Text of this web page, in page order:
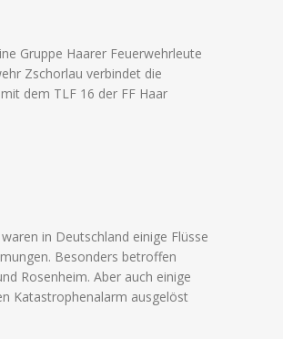
Gruppe Haarer Feuerwehrleute
Zschorlau verbindet die
dem TLF 16 der FF Haar
in Deutschland einige Flüsse
Besonders betroffen
Rosenheim. Aber auch einige
Katastrophenalarm ausgelöst